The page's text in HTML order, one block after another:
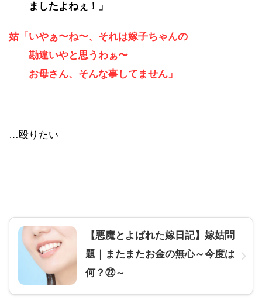
ましたよねぇ！」
姑「いやぁ〜ね〜、それは嫁子ちゃんの
勘違いやと思うわぁ〜
お母さん、そんな事してません」
…殴りたい
【悪魔とよばれた嫁日記】嫁姑問
題｜またまたお金の無心～今度は
何？㉒～